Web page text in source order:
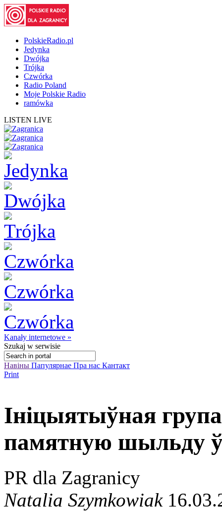
PolskieRadio.pl
Jedynka
Dwójka
Trójka
Czwórka
Radio Poland
Moje Polskie Radio
ramówka
LISTEN LIVE
Kanały internetowe »
Szukaj w serwisie
Навіны Папулярнае Пра нас Кантакт
Print
Ініцыятыўная
памятную шыльду ў
PR dla Zagranicy
Natalia Szymkowiak